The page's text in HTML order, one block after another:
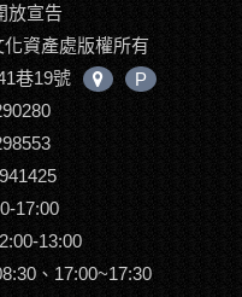
放宣告
資產處版權所有
巷19號
中
P
17:00
13:00
、17:00~17:30